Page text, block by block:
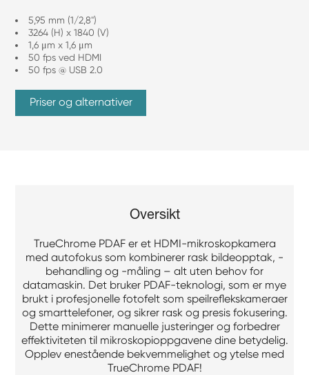
5,95 mm (1/2,8")
3264 (H) x 1840 (V)
1,6 μm x 1,6 μm
50 fps ved HDMI
50 fps @ USB 2.0
Priser og alternativer
Oversikt
TrueChrome PDAF er et HDMI-mikroskopkamera
med autofokus som kombinerer rask bildeopptak, -
behandling og -måling – alt uten behov for
datamaskin. Det bruker PDAF-teknologi, som er mye
brukt i profesjonelle fotofelt som speilreflekskameraer
og smarttelefoner, og sikrer rask og presis fokusering.
Dette minimerer manuelle justeringer og forbedrer
effektiviteten til mikroskopioppgavene dine betydelig.
Opplev enestående bekvemmelighet og ytelse med
TrueChrome PDAF!